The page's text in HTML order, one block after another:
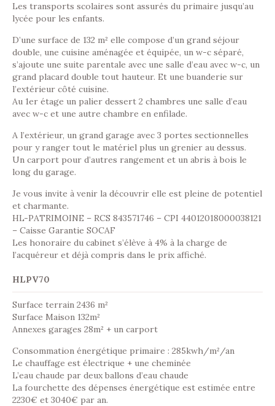
Les transports scolaires sont assurés du primaire jusqu’au
lycée pour les enfants.
D’une surface de 132 m² elle compose d’un grand séjour
double, une cuisine aménagée et équipée, un w-c séparé,
s’ajoute une suite parentale avec une salle d’eau avec w-c, un
grand placard double tout hauteur. Et une buanderie sur
l’extérieur côté cuisine.
Au 1er étage un palier dessert 2 chambres une salle d’eau
avec w-c et une autre chambre en enfilade.
A l’extérieur, un grand garage avec 3 portes sectionnelles
pour y ranger tout le matériel plus un grenier au dessus.
Un carport pour d’autres rangement et un abris à bois le
long du garage.
Je vous invite à venir la découvrir elle est pleine de potentiel
et charmante.
HL-PATRIMOINE – RCS 843571746 – CPI 44012018000038121
– Caisse Garantie SOCAF
Les honoraire du cabinet s’élève à 4% à la charge de
l’acquéreur et déjà compris dans le prix affiché.
HLPV70
Surface terrain 2436 m²
Surface Maison 132m²
Annexes garages 28m² + un carport
Consommation énergétique primaire : 285kwh/m²/an
Le chauffage est électrique + une cheminée
L’eau chaude par deux ballons d’eau chaude
La fourchette des dépenses énergétique est estimée entre
2230€ et 3040€ par an.